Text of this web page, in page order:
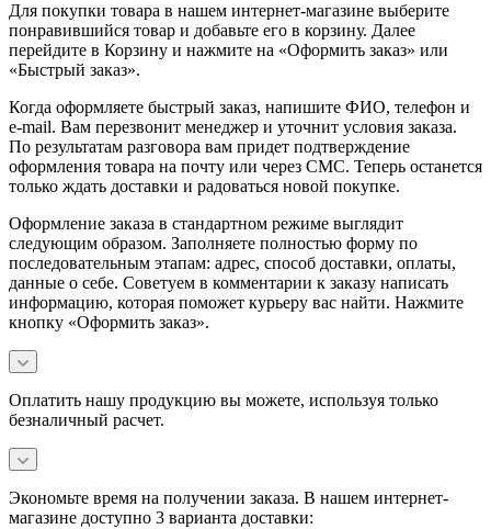
Для покупки товара в нашем интернет-магазине выберите
понравившийся товар и добавьте его в корзину. Далее
перейдите в Корзину и нажмите на «Оформить заказ» или
«Быстрый заказ».
Когда оформляете быстрый заказ, напишите ФИО, телефон и
e-mail. Вам перезвонит менеджер и уточнит условия заказа.
По результатам разговора вам придет подтверждение
оформления товара на почту или через СМС. Теперь останется
только ждать доставки и радоваться новой покупке.
Оформление заказа в стандартном режиме выглядит
следующим образом. Заполняете полностью форму по
последовательным этапам: адрес, способ доставки, оплаты,
данные о себе. Советуем в комментарии к заказу написать
информацию, которая поможет курьеру вас найти. Нажмите
кнопку «Оформить заказ».
Оплатить нашу продукцию вы можете, используя только
безналичный расчет.
Экономьте время на получении заказа. В нашем интернет-
магазине доступно 3 варианта доставки: